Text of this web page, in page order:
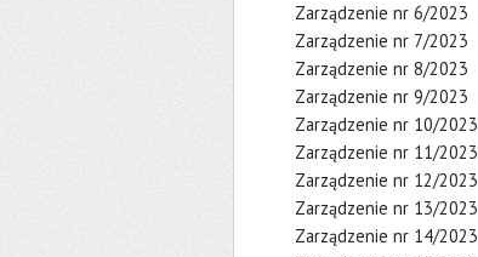
Zarządzenie nr 6/2023
Zarządzenie nr 7/2023
Zarządzenie nr 8/2023
Zarządzenie nr 9/2023
Zarządzenie nr 10/2023
Zarządzenie nr 11/2023
Zarządzenie nr 12/2023
Zarządzenie nr 13/2023
Zarządzenie nr 14/2023